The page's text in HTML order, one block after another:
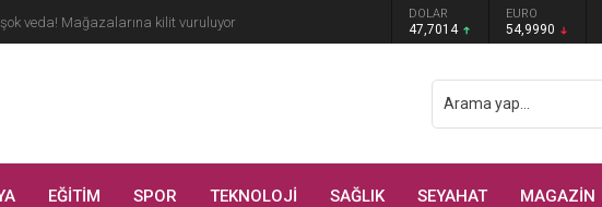
çöpe atın! Yiyeni hasta ediyor DOLAR
47,7014
EURO
54,9990
EĞİTİM SPOR TEKNOLOJİ SAĞLIK SEYAHAT MAGAZİN